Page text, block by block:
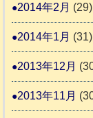
2014年2月 (29)
2014年1月 (31)
2013年12月
2013年11月